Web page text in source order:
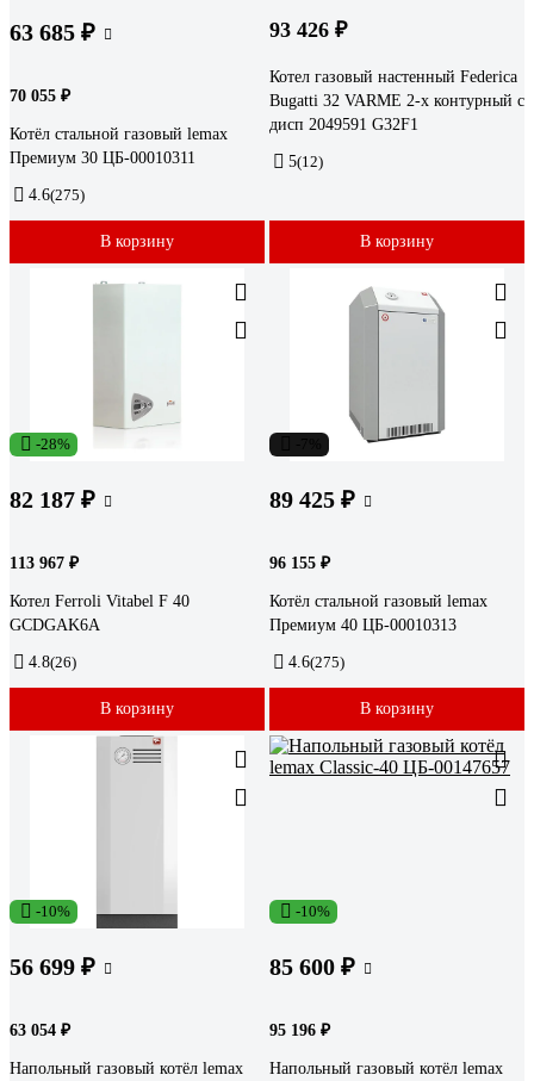
63 685 ₽
70 055 ₽
Котёл стальной газовый lemax
Премиум 30 ЦБ-00010311
4.6(275)
В корзину
93 426 ₽
Котел газовый настенный Federica
Bugatti 32 VARME 2-х контурный с
дисп 2049591 G32F1
5(12)
В корзину
-28%
82 187 ₽
113 967 ₽
Котел Ferroli Vitabel F 40
GCDGAK6A
4.8(26)
В корзину
89 425 ₽
96 155 ₽
Котёл стальной газовый lemax
Премиум 40 ЦБ-00010313
4.6(275)
В корзину
-10%
56 699 ₽
63 054 ₽
Напольный газовый котёл lemax
-10%
85 600 ₽
95 196 ₽
Напольный газовый котёл lemax